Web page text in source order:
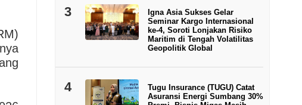
3
Igna Asia Sukses Gelar
Seminar Kargo Internasional
ke-4, Soroti Lonjakan Risiko
Maritim di Tengah Volatilitas
Geopolitik Global
4
Tugu Insurance (TUGU) Catat
Asuransi Energi Sumbang 30%